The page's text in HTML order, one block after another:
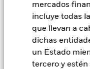
mercados
incluye todas
que llevan a
dichas
un Estado
tercero y estén
exposición de su
acciones) de
su actividad principal
Reino Unido. Esto se
sus activos en valores